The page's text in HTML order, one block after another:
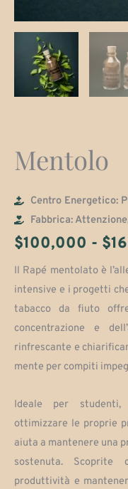
Mentolo
Centro Energetico:
Fabbrica:
$100,000 - $
Il Rapé mentolato è
intensive e i progetti
tabacco da fiuto
concentrazione e
rinfrescante e
mente per compiti
Ideale per studenti,
ottimizzare le proprie
aiuta a mantenere una
sostenuta. Scoprite
produttività e